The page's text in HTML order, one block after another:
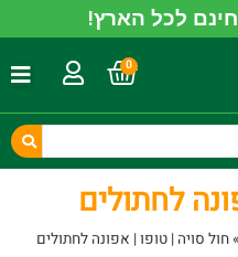
לכל הארץ!
0
לחתולים
»חול סויה | טופו | אפונה לחתולים